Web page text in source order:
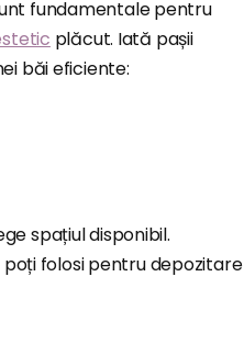
fundamentale pentru
plăcut. Iată pașii
băi eficiente:
spațiul disponibil.
folosi pentru depozitare